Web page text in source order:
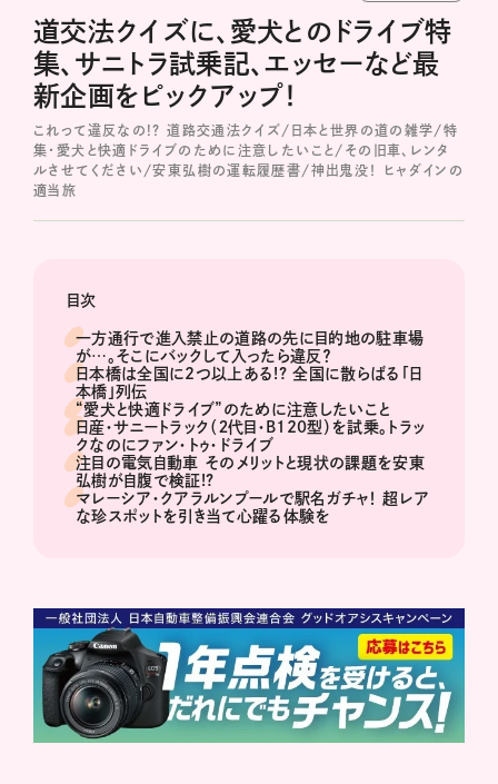
道交法クイズに、愛犬とのドライブ特
集、サニトラ試乗記、エッセーなど最
新企画をピックアップ！
これって違反なの!? 道路交通法クイズ/日本と世界の道の雑学/特
集・愛犬と快適ドライブのために注意したいこと/その旧車、レンタ
ルさせてください/安東弘樹の運転履歴書/神出鬼没！ ヒャダインの
適当旅
目次
一方通行で進入禁止の道路の先に目的地の駐車場
が…。そこにバックして入ったら違反？
日本橋は全国に2つ以上ある!? 全国に散らばる「日
本橋」列伝
“愛犬と快適ドライブ”のために注意したいこと
日産・サニートラック（２代目・B120型）を試乗。トラッ
クなのにファン・トゥ・ドライブ
注目の電気自動車 そのメリットと現状の課題を安東
弘樹が自腹で検証!?
マレーシア・クアラルンプールで駅名ガチャ！ 超レア
な珍スポットを引き当て心躍る体験を